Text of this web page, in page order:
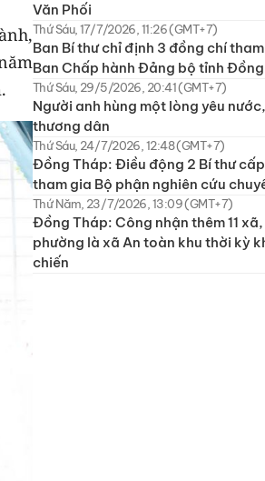
Văn Phối
Thứ Sáu, 17/7/2026, 11:26 (GMT+7)
Ban Bí thư chỉ định 3 đồng chí
Ban Chấp hành Đảng bộ tỉnh
Thứ Sáu, 29/5/2026, 20:41 (GMT+7)
Người anh hùng một lòng yêu nước,
thương dân
Thứ Sáu, 24/7/2026, 12:48 (GMT+7)
Đồng Tháp: Điều động 2 Bí thư
tham gia Bộ phận nghiên cứu
Thứ Năm, 23/7/2026, 13:09 (GMT+7)
Đồng Tháp: Công nhận thêm 11 xã,
phường là xã An toàn khu thời kỳ
chiến